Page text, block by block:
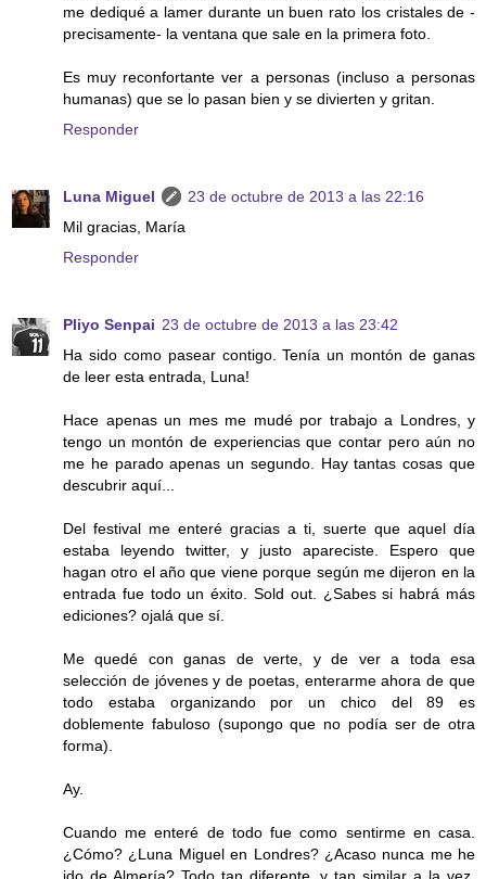
me dediqué a lamer durante un buen rato los cristales de -
precisamente- la ventana que sale en la primera foto.
Es muy reconfortante ver a personas (incluso a personas
humanas) que se lo pasan bien y se divierten y gritan.
Responder
Luna Miguel
23 de octubre de 2013 a las 22:16
Mil gracias, María
Responder
Pliyo Senpai 23 de octubre de 2013 a las 23:42
Ha sido como pasear contigo. Tenía un montón de ganas
de leer esta entrada, Luna!
Hace apenas un mes me mudé por trabajo a Londres, y
tengo un montón de experiencias que contar pero aún no
me he parado apenas un segundo. Hay tantas cosas que
descubrir aquí...
Del festival me enteré gracias a ti, suerte que aquel día
estaba leyendo twitter, y justo apareciste. Espero que
hagan otro el año que viene porque según me dijeron en la
entrada fue todo un éxito. Sold out. ¿Sabes si habrá más
ediciones? ojalá que sí.
Me quedé con ganas de verte, y de ver a toda esa
selección de jóvenes y de poetas, enterarme ahora de que
todo estaba organizando por un chico del 89 es
doblemente fabuloso (supongo que no podía ser de otra
forma).
Ay.
Cuando me enteré de todo fue como sentirme en casa.
¿Cómo? ¿Luna Miguel en Londres? ¿Acaso nunca me he